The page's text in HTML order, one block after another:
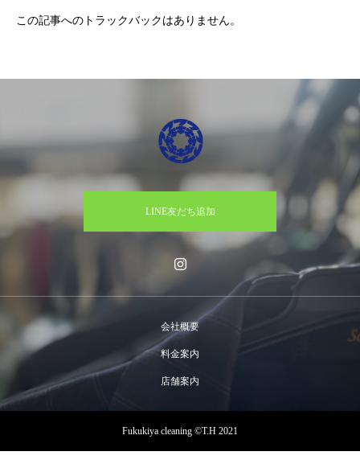
この記事へのトラックバックはありません。
LINE友だち追加
会社概要
料金案内
店舗案内
Fukukiya cleaning ©T.H 2021